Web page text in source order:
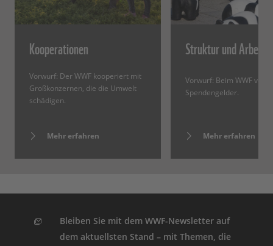
Kooperationen
Vorwurf: Der WWF kooperiert mit
Großkonzernen, die die Umwelt
schädigen.
Mehr erfahren
Struktur und
Vorwurf: Beim WWF
Spendengelder.
Mehr erfahren
Bleiben Sie mit dem WWF-Newsletter auf
dem aktuellsten Stand – mit Themen, die